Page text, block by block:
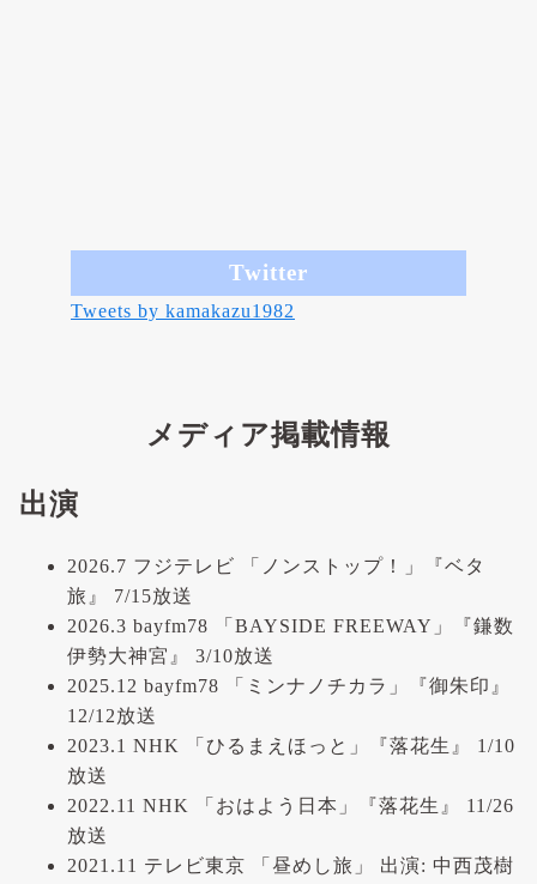
Twitter
Tweets by kamakazu1982
メディア掲載情報
出演
2026.7 フジテレビ 「ノンストップ！」『ベタ
旅』 7/15放送
2026.3 bayfm78 「BAYSIDE FREEWAY」『鎌数
伊勢大神宮』 3/10放送
2025.12 bayfm78 「ミンナノチカラ」『御朱印』
12/12放送
2023.1 NHK 「ひるまえほっと」『落花生』 1/10
放送
2022.11 NHK 「おはよう日本」『落花生』 11/26
放送
2021.11 テレビ東京 「昼めし旅」 出演: 中西茂樹